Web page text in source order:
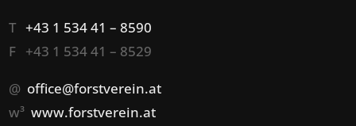
T+43 1 534 41 – 8590
F +43 1 534 41 – 8529
@ office@forstverein.at
w³www.forstverein.at